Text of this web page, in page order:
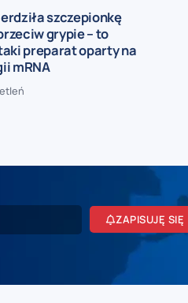
szczepionkę
grypie – to
preparat oparty na
mRNA
ZAPISUJĘ SIĘ